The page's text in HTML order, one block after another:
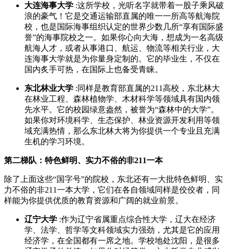
大连海事大学 :这所学校，光听名字就带着一股子乘风破
浪的豪气！它是交通运输部直属的唯一一所高等航海院
校，也是国际海事组织认定的世界少数几所“享有国际盛
誉”的海事院校之一。如果你心向大海，想成为一名高级
航海人才，或者从事港口、航运、物流等相关行业，大
连海事大学就是为你量身定制的。它的毕业生，不仅在
国内炙手可热，在国际上也备受青睐。
东北林业大学 :同样是教育部直属的211高校，东北林大
在林业工程、森林植物学、木材科学等领域具有国内领
先水平。它的校园绿意盎然，被誉为“森林中的大学”。
如果你对环境科学、生态保护、林业资源开发利用等领
域充满热情，那么东北林大将为你提供一个专业且充满
生机的学习环境。
第二梯队：特色鲜明、实力不俗的非211一本
除了上面这些“国字号”的院校，东北还有一大批特色鲜明、实
力不俗的非211一本大学，它们在各自领域同样是佼佼者，同
样能为你提供优质的教育资源和广阔的就业前景。
辽宁大学 :作为辽宁省属重点综合性大学，辽大在经济
学、法学、哲学等文科领域实力强劲，尤其是它的应用
经济学，在全国都有一席之地。学校地处沈阳，是很多